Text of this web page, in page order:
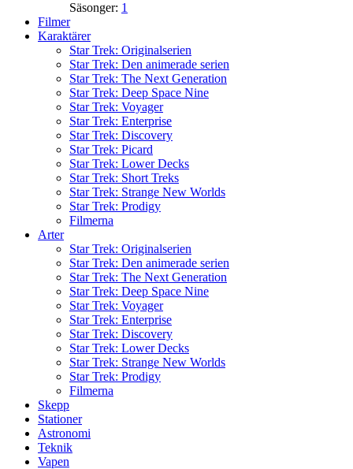
Säsonger: 1
Filmer
Karaktärer
Star Trek: Originalserien
Star Trek: Den animerade serien
Star Trek: The Next Generation
Star Trek: Deep Space Nine
Star Trek: Voyager
Star Trek: Enterprise
Star Trek: Discovery
Star Trek: Picard
Star Trek: Lower Decks
Star Trek: Short Treks
Star Trek: Strange New Worlds
Star Trek: Prodigy
Filmerna
Arter
Star Trek: Originalserien
Star Trek: Den animerade serien
Star Trek: The Next Generation
Star Trek: Deep Space Nine
Star Trek: Voyager
Star Trek: Enterprise
Star Trek: Discovery
Star Trek: Lower Decks
Star Trek: Strange New Worlds
Star Trek: Prodigy
Filmerna
Skepp
Stationer
Astronomi
Teknik
Vapen